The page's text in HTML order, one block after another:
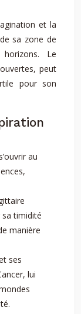
et la
sa zone de
Le
peut
pour son
au
timidité
manière
ses
lui